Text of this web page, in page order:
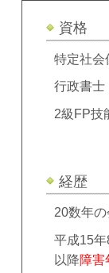
資格
特定社会
行政書士
2級FP技
経歴
20数年
平成15
以降障害